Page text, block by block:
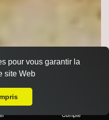
Compte
pour vous garantir la
site Web